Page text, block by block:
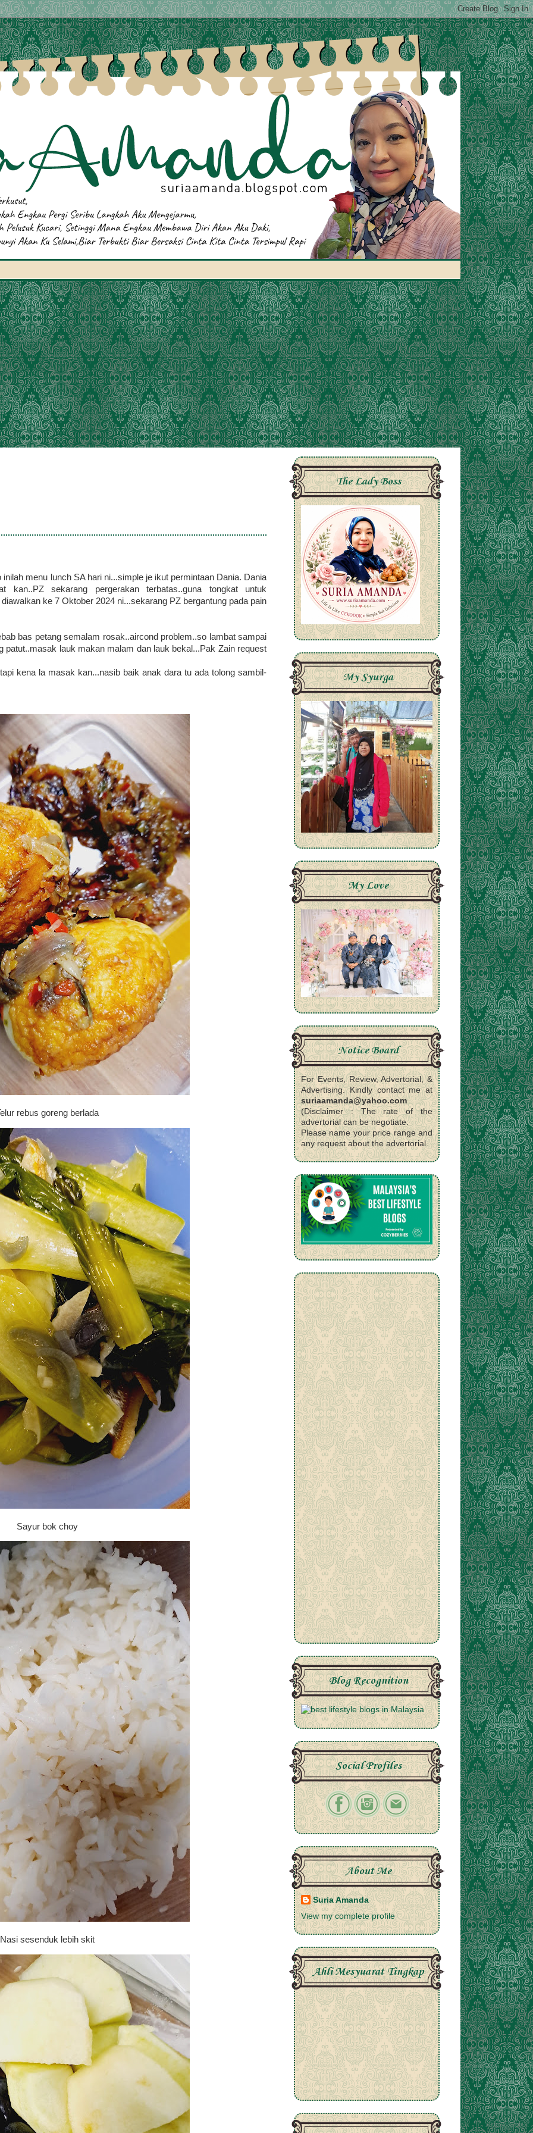
menu lunch SA hari ni...simple je ikut permintaan Dania. Dania
sekarang pergerakan terbatas..guna tongkat untuk
ke 7 Oktober 2024 ni...sekarang PZ bergantung pada pain
bas petang semalam rosak..aircond problem..so lambat sampai
patut..masak lauk makan malam dan lauk bekal...Pak Zain request
kena la masak kan...nasib baik anak dara tu ada tolong sambil-
rebus goreng berlada
Sayur bok choy
Nasi sesenduk lebih skit
The Lady Boss
My Syurga
My Love
Notice Board
For Events, Review, Advertorial, &
Advertising. Kindly contact me at
suriaamanda@yahoo.com
(Disclaimer : The rate of the
advertorial can be negotiate.
Please name your price range and
any request about the advertorial.
Blog Recognition
Social Profiles
About Me
Suria Amanda
View my complete profile
Ahli Mesyuarat Tingkap